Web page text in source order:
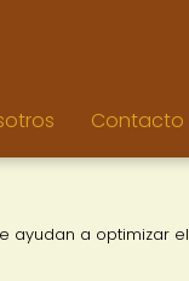
Contacto
ayudan a optimizar el